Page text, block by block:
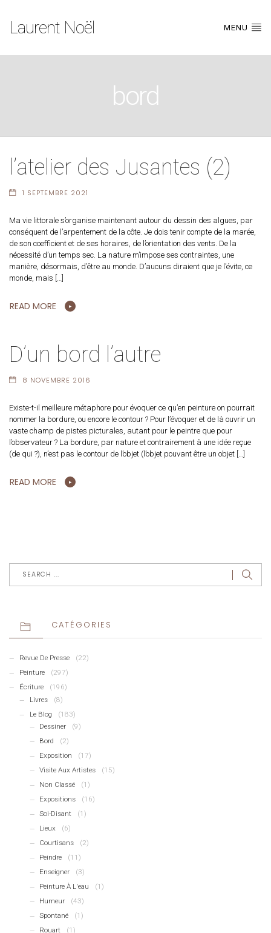
Laurent Noël MENU
bord
l’atelier des Jusantes (2)
1 SEPTEMBRE 2021
Ma vie littorale s’organise maintenant autour du dessin des algues, par
conséquent de l’arpentement de la côte. Je dois tenir compte de la marée,
de son coefficient et de ses horaires, de l’orientation des vents. De la
nécessité d’un temps sec. La nature m’impose ses contraintes, une
manière, désormais, d’être au monde. D’aucuns diraient que je l’évite, ce
monde, mais […]
READ MORE
D’un bord l’autre
8 NOVEMBRE 2016
Existe-t-il meilleure métaphore pour évoquer ce qu’en peinture on pourrait
nommer la bordure, ou encore le contour ? Pour l’évoquer et de là ouvrir un
vaste champ de pistes picturales, autant pour le peintre que pour
l’observateur ? La bordure, par nature et contrairement à une idée reçue
(de qui ?), n’est pas le contour de l’objet (l’objet pouvant être un objet […]
READ MORE
CATÉGORIES
Revue De Presse
(22)
Peinture
(297)
Écriture
(196)
Livres
(8)
Le Blog
(183)
Dessiner
(9)
Bord
(2)
Exposition
(17)
Visite Aux Artistes
(15)
Non Classé
(1)
Expositions
(16)
Soi-Disant
(1)
Lieux
(6)
Courtisans
(2)
Peindre
(11)
Enseigner
(3)
Peinture À L'eau
(1)
Humeur
(43)
Spontané
(1)
Rouart
(1)